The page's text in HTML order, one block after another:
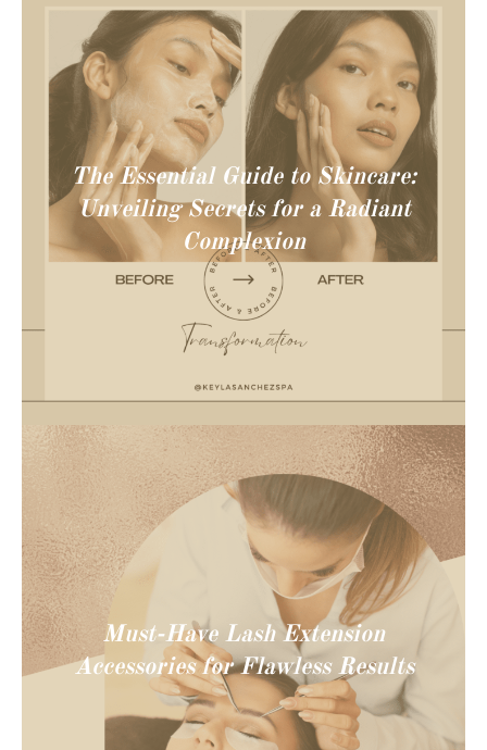
The Essential Guide to Skincare:
Unveiling Secrets for a Radiant
Complexion
Must-Have Lash Extension
Accessories for Flawless Results